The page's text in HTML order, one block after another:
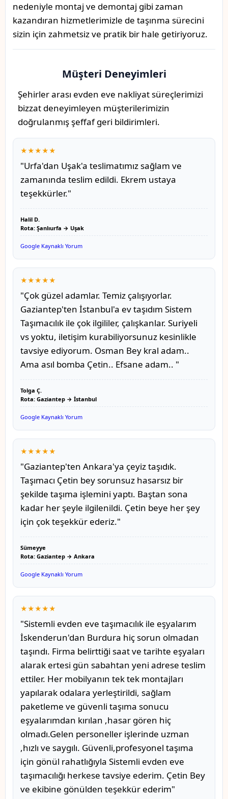
nedeniyle montaj ve demontaj gibi zaman
kazandıran hizmetlerimizle de taşınma sürecini
sizin için zahmetsiz ve pratik bir hale getiriyoruz.
Müşteri Deneyimleri
Şehirler arası evden eve nakliyat süreçlerimizi
bizzat deneyimleyen müşterilerimizin
doğrulanmış şeffaf geri bildirimleri.
★★★★★
"Urfa'dan Uşak'a teslimatımız sağlam ve
zamanında teslim edildi. Ekrem ustaya
teşekkürler."
Halil D.
Rota: Şanlıurfa → Uşak
Google Kaynaklı Yorum
★★★★★
"Çok güzel adamlar. Temiz çalışıyorlar.
Gaziantep'ten İstanbul'a ev taşıdım Sistem
Taşımacılık ile çok ilgililer, çalışkanlar. Suriyeli
vs yoktu, iletişim kurabiliyorsunuz kesinlikle
tavsiye ediyorum. Osman Bey kral adam..
Ama asıl bomba Çetin.. Efsane adam.. "
Tolga Ç.
Rota: Gaziantep → İstanbul
Google Kaynaklı Yorum
★★★★★
"Gaziantep'ten Ankara'ya çeyiz taşıdık.
Taşımacı Çetin bey sorunsuz hasarsız bir
şekilde taşıma işlemini yaptı. Baştan sona
kadar her şeyle ilgilenildi. Çetin beye her şey
için çok teşekkür ederiz."
Sümeyye
Rota: Gaziantep → Ankara
Google Kaynaklı Yorum
★★★★★
"Sistemli evden eve taşımacılık ile eşyalarım
İskenderun'dan Burdura hiç sorun olmadan
taşındı. Firma belirttiği saat ve tarihte eşyaları
alarak ertesi gün sabahtan yeni adrese teslim
ettiler. Her mobilyanın tek tek montajları
yapılarak odalara yerleştirildi, sağlam
paketleme ve güvenli taşıma sonucu
eşyalarımdan kırılan ,hasar gören hiç
olmadı.Gelen personeller işlerinde uzman
,hızlı ve saygılı. Güvenli,profesyonel taşıma
için gönül rahatlığıyla Sistemli evden eve
taşımacılığı herkese tavsiye ederim. Çetin Bey
ve ekibine gönülden teşekkür ederim"